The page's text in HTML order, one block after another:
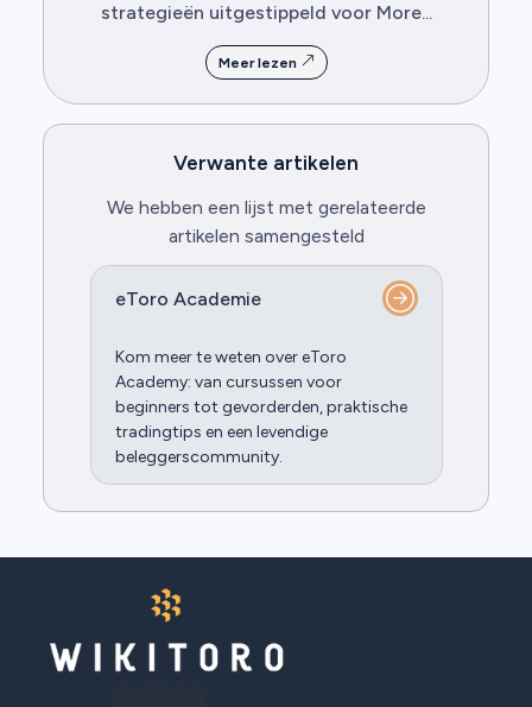
strategieën uitgestippeld voor More...
Meer lezen
Verwante artikelen
We hebben een lijst met gerelateerde
artikelen samengesteld
eToro Academie
Kom meer te weten over eToro
Academy: van cursussen voor
beginners tot gevorderden, praktische
tradingtips en een levendige
beleggerscommunity.